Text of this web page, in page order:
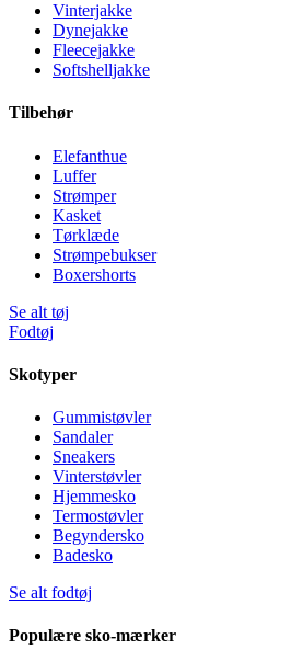
Vinterjakke
Dynejakke
Fleecejakke
Softshelljakke
Tilbehør
Elefanthue
Luffer
Strømper
Kasket
Tørklæde
Strømpebukser
Boxershorts
Se alt tøj
Fodtøj
Skotyper
Gummistøvler
Sandaler
Sneakers
Vinterstøvler
Hjemmesko
Termostøvler
Begyndersko
Badesko
Se alt fodtøj
Populære sko-mærker